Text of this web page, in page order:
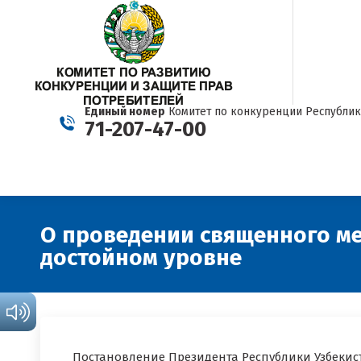
Единый номер Комитет по конкуренции
71-207-47-00
О проведении священного
достойном уровне
Постановление Президента Республики